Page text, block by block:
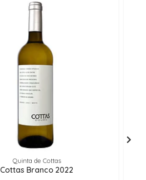
Quinta de Cottas
Cottas Branco 2022